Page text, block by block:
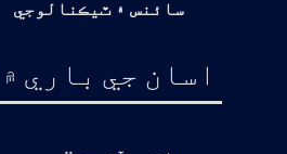
سائنس ۽ ٽيڪنالوجي
اسان جي باري ۾